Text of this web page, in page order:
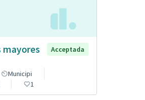
mayores Acceptada
Municipi
1